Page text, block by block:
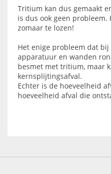
Tritium kan dus gemaakt
is dus ook geen
zomaar te lozen!
Het enige probleem dat
apparatuur en wanden
besmet met tritium, maar
kernsplijtingsafval.
Echter is de hoeveelheid
hoeveelheid afval die